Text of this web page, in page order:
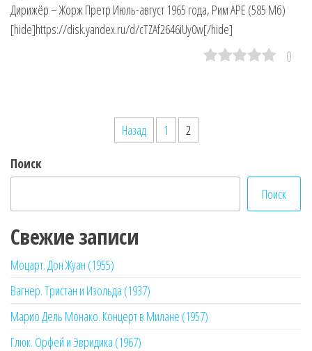
Дирижёр – Жорж Претр Июль-август 1965 года, Рим APE (585 Мб)
[hide]https://disk.yandex.ru/d/cTZAf2646iUy0w[/hide]
0
записей
Назад 1
2
Поиск
Поиск
Свежие записи
Моцарт. Дон Жуан (1955)
Вагнер. Тристан и Изольда (1937)
Марио Дель Монако. Концерт в Милане (1957)
Глюк. Орфей и Эвридика (1967)